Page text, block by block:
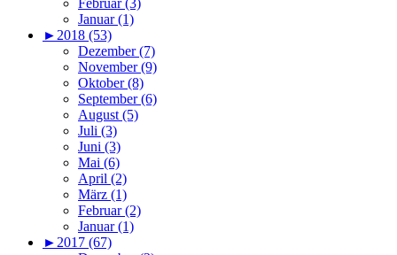
Januar (1)
► 2018 (53)
Dezember (7)
November (9)
Oktober (8)
September (6)
August (5)
Juli (3)
Juni (3)
Mai (6)
April (2)
März (1)
Februar (2)
Januar (1)
► 2017 (67)